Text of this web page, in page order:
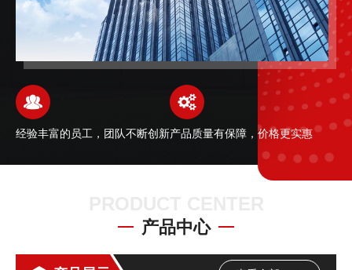
经验丰富的员工，团队不断创新产品质量有保障，价格更实惠
产品中心